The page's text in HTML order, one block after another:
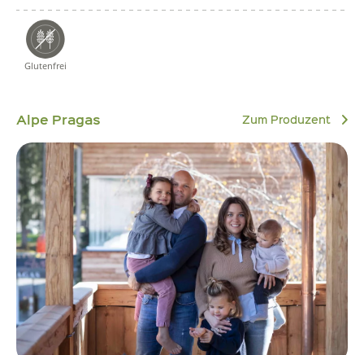
Glutenfrei
Alpe Pragas Zum Produzent